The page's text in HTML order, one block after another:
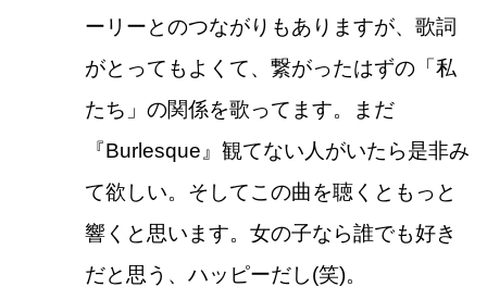
ーリーとのつながりもありますが、歌詞
がとってもよくて、繋がったはずの「私
たち」の関係を歌ってます。まだ
『Burlesque』観てない人がいたら是非み
て欲しい。そしてこの曲を聴くともっと
響くと思います。女の子なら誰でも好き
だと思う、ハッピーだし(笑)。